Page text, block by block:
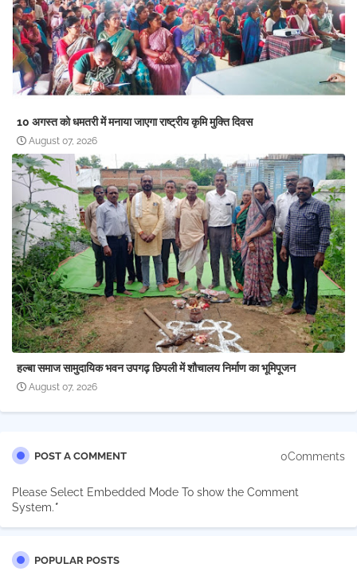
10 अगस्त को धमतरी में मनाया जाएगा राष्ट्रीय कृमि मुक्ति दिवस
August 07, 2026
हल्बा समाज सामुदायिक भवन उपगढ़ छिपली में शौचालय निर्माण का भूमिपूजन
August 07, 2026
POST A COMMENT 0Comments
Please Select Embedded Mode To show the Comment
System.*
POPULAR POSTS